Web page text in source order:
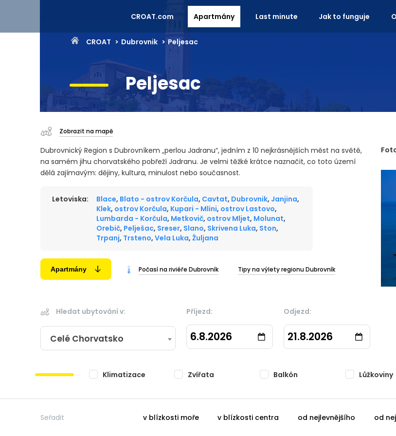
CROAT.com Apartmány Last minute Jak to funguje
CROAT Dubrovnik Peljesac
Peljesac
Zobrazit na mapě
Dubrovnický Region s Dubrovníkem „perlou Jadranu“, jedním z 10 nejkrásnějších měst na světě,
na samém jihu chorvatského pobřeží Jadranu. Je velmi těžké krátce naznačit, co toto území
dělá zajímavým: dějiny, kultura, minulost nebo současnost.
Letoviska: Blace, Blato - ostrov Korčula, Cavtat, Dubrovnik, Janjina,
Klek, ostrov Korčula, Kupari - Mlini, ostrov Lastovo,
Lumbarda - Korčula, Metkovič, ostrov Mljet, Molunat,
Orebič, Pelješac, Sreser, Slano, Skrivena Luka, Ston,
Trpanj, Trsteno, Vela Luka, Žuljana
Apartmány Počasí na riviéře Dubrovník Tipy na výlety regionu Dubrovník
Hledat ubytování v:
Celé Chorvatsko
Příjezd:
6.8.2026
Odjezd:
21.8.2026
Klimatizace Zvířata Balkón Lůžkoviny
Seřadit v blízkosti moře v blízkosti centra od nejlevnějšího od